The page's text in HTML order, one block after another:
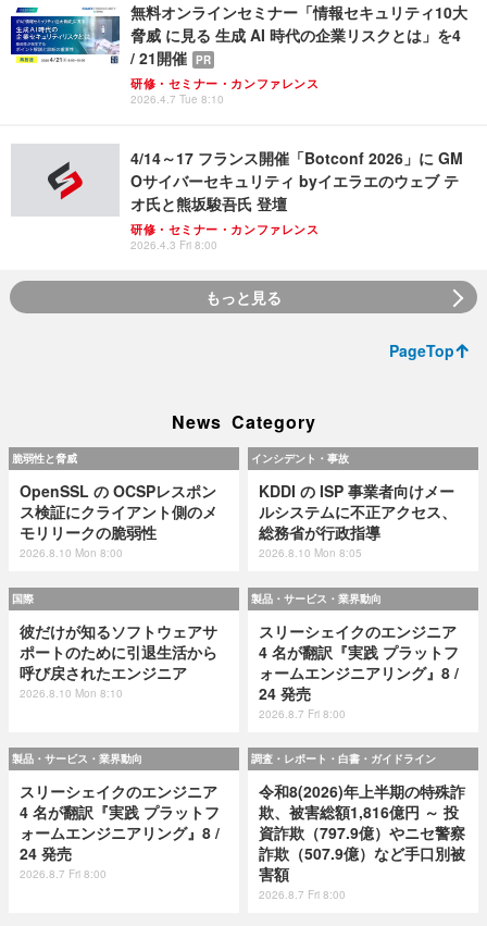
無料オンラインセミナー「情報セキュリティ10大
脅威 に見る 生成 AI 時代の企業リスクとは」を4
/ 21開催 PR
研修・セミナー・カンファレンス
2026.4.7 Tue 8:10
4/14～17 フランス開催「Botconf 2026」に GM
Oサイバーセキュリティ byイエラエのウェブ テ
オ氏と熊坂駿吾氏 登壇
研修・セミナー・カンファレンス
2026.4.3 Fri 8:00
もっと見る
PageTop
News Category
脆弱性と脅威
OpenSSL の OCSPレスポン
ス検証にクライアント側のメ
モリリークの脆弱性
2026.8.10 Mon 8:00
インシデント・事故
KDDI の ISP 事業者向けメー
ルシステムに不正アクセス、
総務省が行政指導
2026.8.10 Mon 8:05
国際
彼だけが知るソフトウェアサ
ポートのために引退生活から
呼び戻されたエンジニア
2026.8.10 Mon 8:10
製品・サービス・業界動向
スリーシェイクのエンジニア
4 名が翻訳『実践 プラットフ
ォームエンジニアリング』8 /
24 発売
2026.8.7 Fri 8:00
製品・サービス・業界動向
スリーシェイクのエンジニア
4 名が翻訳『実践 プラットフ
ォームエンジニアリング』8 /
24 発売
2026.8.7 Fri 8:00
調査・レポート・白書・ガイドライン
令和8(2026)年上半期の特殊詐
欺、被害総額1,816億円 ～ 投
資詐欺（797.9億）やニセ警察
詐欺（507.9億）など手口別被
害額
2026.8.7 Fri 8:00